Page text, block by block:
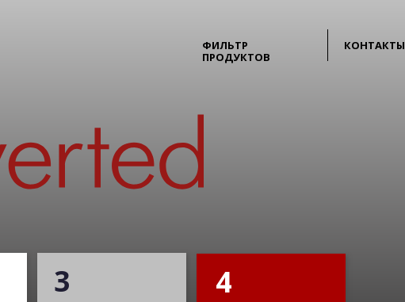
+7 495 7771317
3 4
ФИЛЬТР
ПРОДУКТОВ
КОНТАКТЫ